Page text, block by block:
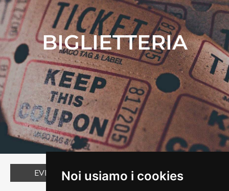
Noi usiamo i cookies
BIGLIETTERIA
EVENTO AL MOMENTO NON DISPONIBILE